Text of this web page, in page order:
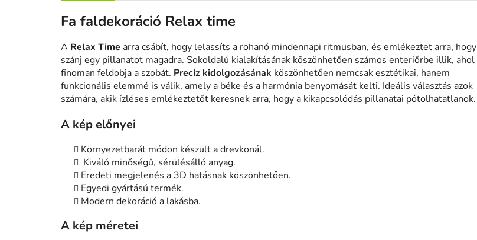
Fa faldekoráció Relax time
A Relax Time arra csábít, hogy lelassíts a rohanó mindennapi ritmusban, és emlékeztet arra, hogy
szánj egy pillanatot magadra. Sokoldalú kialakításának köszönhetően számos enteriőrbe illik, ahol
finoman feldobja a szobát. Precíz kidolgozásának köszönhetően nemcsak esztétikai, hanem
funkcionális elemmé is válik, amely a béke és a harmónia benyomását kelti. Ideális választás azok
számára, akik ízléses emlékeztetőt keresnek arra, hogy a kikapcsolódás pillanatai pótolhatatlanok.
A kép előnyei
Környezetbarát módon készült a drevkonál.
Kiváló minőségű, sérülésálló anyag.
Eredeti megjelenés a 3D hatásnak köszönhetően.
Egyedi gyártású termék.
Modern dekoráció a lakásba.
A kép méretei